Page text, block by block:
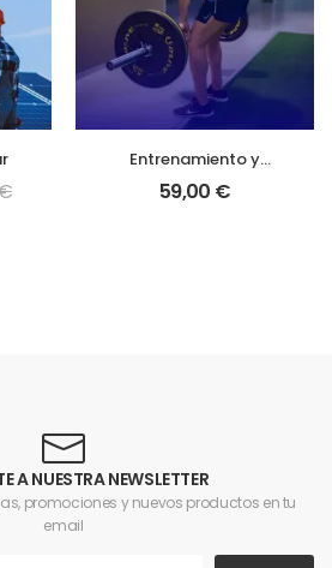
Entrenamiento y
Nutrición AM
59,00 €
A NUESTRA NEWSLETTER
promociones y nuevos productos en tu
email